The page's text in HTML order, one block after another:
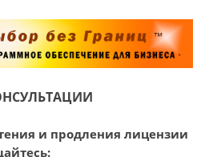
и продления лицензии